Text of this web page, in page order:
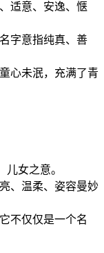
适意、安逸、惬
字意指纯真、善
心未泯，充满了青
女之意。
、温柔、姿容曼妙
不仅仅是一个名